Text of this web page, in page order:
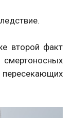
второй факт